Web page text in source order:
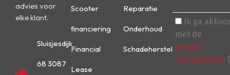
advies voor
elke klant.
Sluisjesdijk
68 3087
Scooter
financiering
Financial
Lease
Reparatie
Onderhoud
Schadeherstel
Ik ga
met de
privacy
voorwaarden